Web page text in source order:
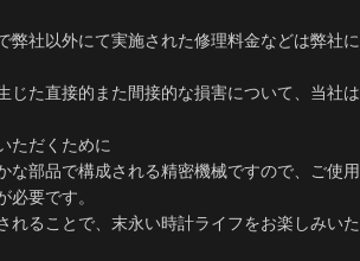
弊社以外にて実施された修理料金などは弊社に
じた直接的また間接的な損害について、当社は
ただくために
な部品で構成される精密機械ですので、ご使用
必要です。
れることで、末永い時計ライフをお楽しみいた